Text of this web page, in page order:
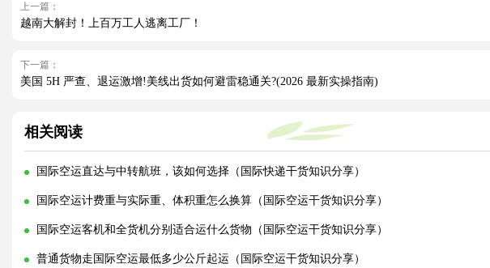
上一篇：
越南大解封！上百万工人逃离工厂！
下一篇：
美国 5H 严查、退运激增!美线出货如何避雷稳通关?(2026 最新实操指南)
相关阅读
国际空运直达与中转航班，该如何选择（国际快递干货知识分享）
国际空运计费重与实际重、体积重怎么换算（国际空运干货知识分享）
国际空运客机和全货机分别适合运什么货物（国际空运干货知识分享）
普通货物走国际空运最低多少公斤起运（国际空运干货知识分享）